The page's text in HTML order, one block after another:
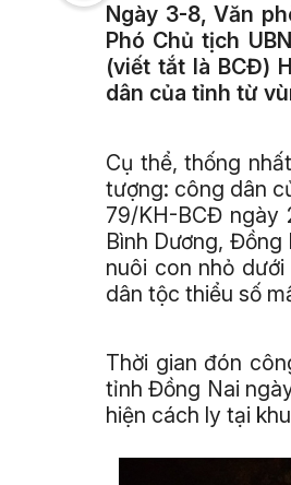
Ngày 3-8, Văn
Phó Chủ tịch
(viết tắt là BCĐ)
dân của tỉnh từ
Cụ thể, thống
tượng: công dân
79/KH-BCĐ ngày
Bình Dương,
nuôi con nhỏ
dân tộc thiểu số
Thời gian đón
tỉnh Đồng Nai
hiện cách ly tại